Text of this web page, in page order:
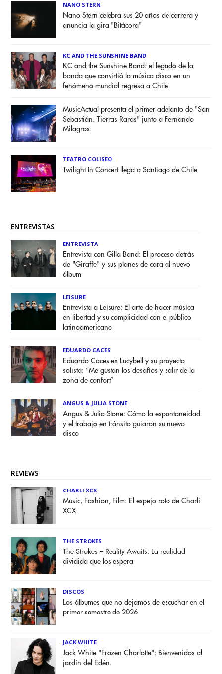
NANO STERN
Nano Stern celebra sus 20 años de carrera y
anuncia la gira "Bitácora"
KC AND THE SUNSHINE BAND
KC and the Sunshine Band: el legado de la
banda que convirtió la música disco en un
fenómeno mundial regresa a Chile
MusicActual presenta el primer adelanto de "San
Sebastián. Tierras Raras" junto a Fernando
Milagros
TEATRO COLISEO
Twilight In Concert llega a Santiago de Chile
ENTREVISTAS
ENTREVISTA
Entrevista con Gilla Band: El proceso detrás
de "Giraffe" y sus planes de cara al nuevo
álbum
LEISURE
Entrevista a Leisure: El arte de hacer música
en libertad y su complicidad con el público
latinoamericano
EDUARDO CACES
Eduardo Caces ex Lucybell y su proyecto
solista: “Me gustan los desafíos y salir de la
zona de confort”
ANGUS & JULIA STONE
Angus & Julia Stone: Cómo la espontaneidad
y el trabajo en tránsito guiaron su nuevo
disco
REVIEWS
CHARLI XCX
Music, Fashion, Film: El espejo roto de Charli
XCX
THE STROKES
The Strokes – Reality Awaits: La realidad
dividida que los espera
DISCOS
Los álbumes que no dejamos de escuchar en el
primer semestre de 2026
JACK WHITE
Jack White "Frozen Charlotte": Bienvenidos al
jardín del Edén.